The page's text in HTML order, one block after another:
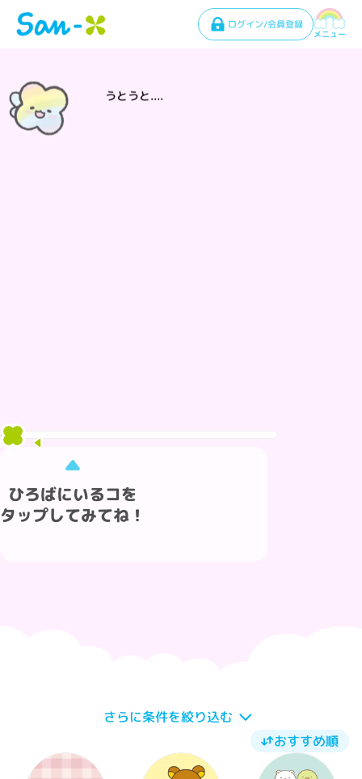
ログイン/会員登録
メニュー
うとうと....
ひろばにいるコを
タップしてみてね！
さらに条件を絞り込む
おすすめ順